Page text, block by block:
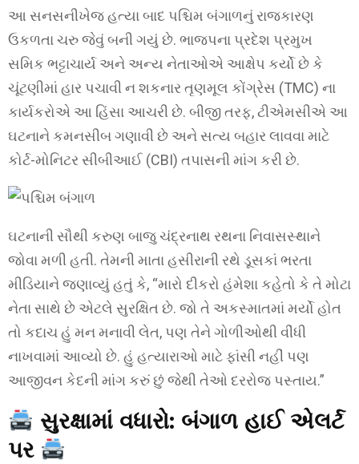
આ સનસનીખેજ હત્યા બાદ પશ્ચિમ બંગાળનું રાજકારણ
ઉકળતા ચરુ જેવું બની ગયું છે. ભાજપના પ્રદેશ પ્રમુખ
સમિક ભટ્ટાચાર્ય અને અન્ય નેતાઓએ આક્ષેપ કર્યો છે કે
ચૂંટણીમાં હાર પચાવી ન શકનાર તૃણમૂલ કોંગ્રેસ (TMC) ના
કાર્યકરોએ આ હિંસા આચરી છે. બીજી તરફ, ટીએમસીએ આ
ઘટનાને કમનસીબ ગણાવી છે અને સત્ય બહાર લાવવા માટે
કોર્ટ-મોનિટર સીબીઆઈ (CBI) તપાસની માંગ કરી છે.
ઘટનાની સૌથી કરુણ બાજુ ચંદ્રનાથ રથના નિવાસસ્થાને
જોવા મળી હતી. તેમની માતા હસીરાની રથે ડૂસકાં ભરતા
મીડિયાને જણાવ્યું હતું કે, “મારો દીકરો હંમેશા કહેતો કે તે મોટા
નેતા સાથે છે એટલે સુરક્ષિત છે. જો તે અકસ્માતમાં મર્યો હોત
તો કદાચ હું મન મનાવી લેત, પણ તેને ગોળીઓથી વીંધી
નાખવામાં આવ્યો છે. હું હત્યારાઓ માટે ફાંસી નહીં પણ
આજીવન કેદની માંગ કરું છું જેથી તેઓ દરરોજ પસ્તાય.”
સુરક્ષામાં વધારો: બંગાળ હાઈ એલર્ટ
પર